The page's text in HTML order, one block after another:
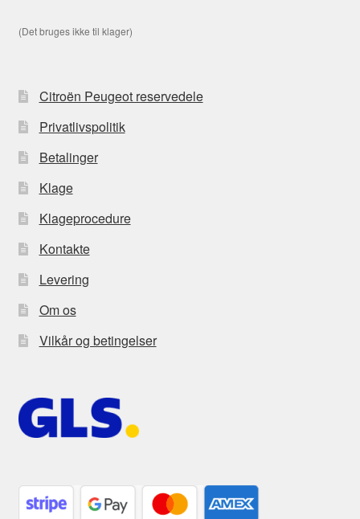
(Det bruges ikke til klager)
Citroën Peugeot reservedele
Privatlivspolitik
Betalinger
Klage
Klageprocedure
Kontakte
Levering
Om os
Vilkår og betingelser